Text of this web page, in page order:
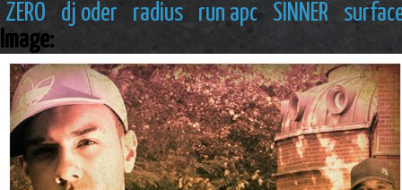
ZËRO
dj oder radius run apc SINNER
Image: